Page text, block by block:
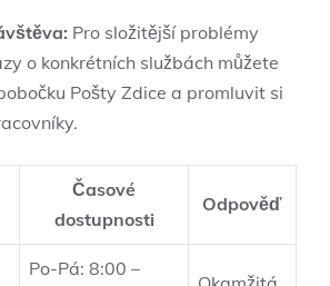
Pro složitější problémy
o konkrétních službách můžete
Pošty Zdice a promluvit si
Časové
dostupnosti
Odpověď
Po-Pá: 8:00 –